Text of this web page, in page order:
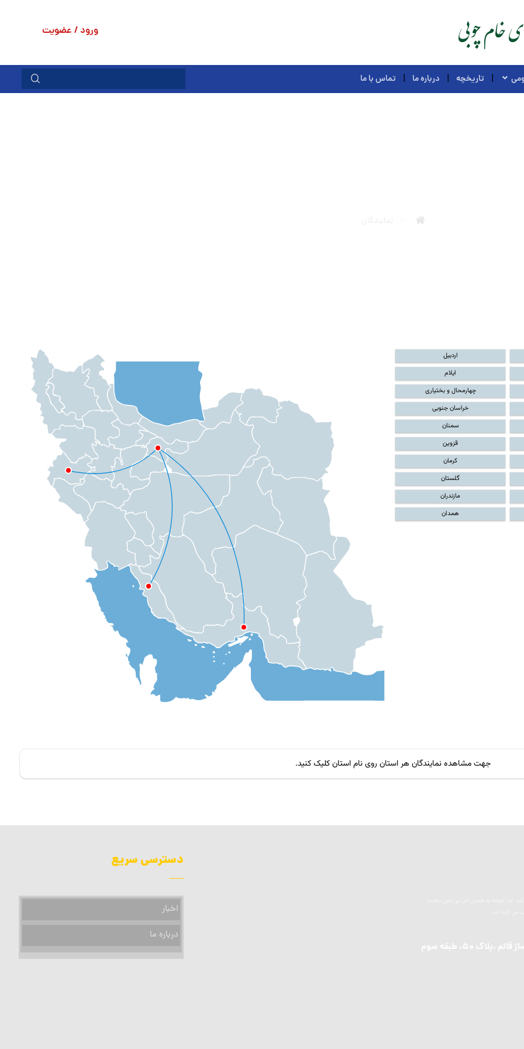
خام چوبی ورود / عضویت
تاریخچه درباره ما تماس با ما
اردبیل
ایلام
چهارمحال و بختیاری
خراسان جنوبی
سمنان
قزوین
کرمان
گلستان
مازندران
همدان
جهت مشاهده نمایندگان هر استان روی نام استان کلیک کنید.
50، طبقه سوم
دسترسی سریع
اخبار
درباره ما